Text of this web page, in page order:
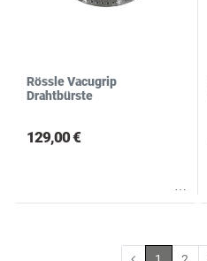
Rössle Vacugrip
Drahtbürste
129,00 €